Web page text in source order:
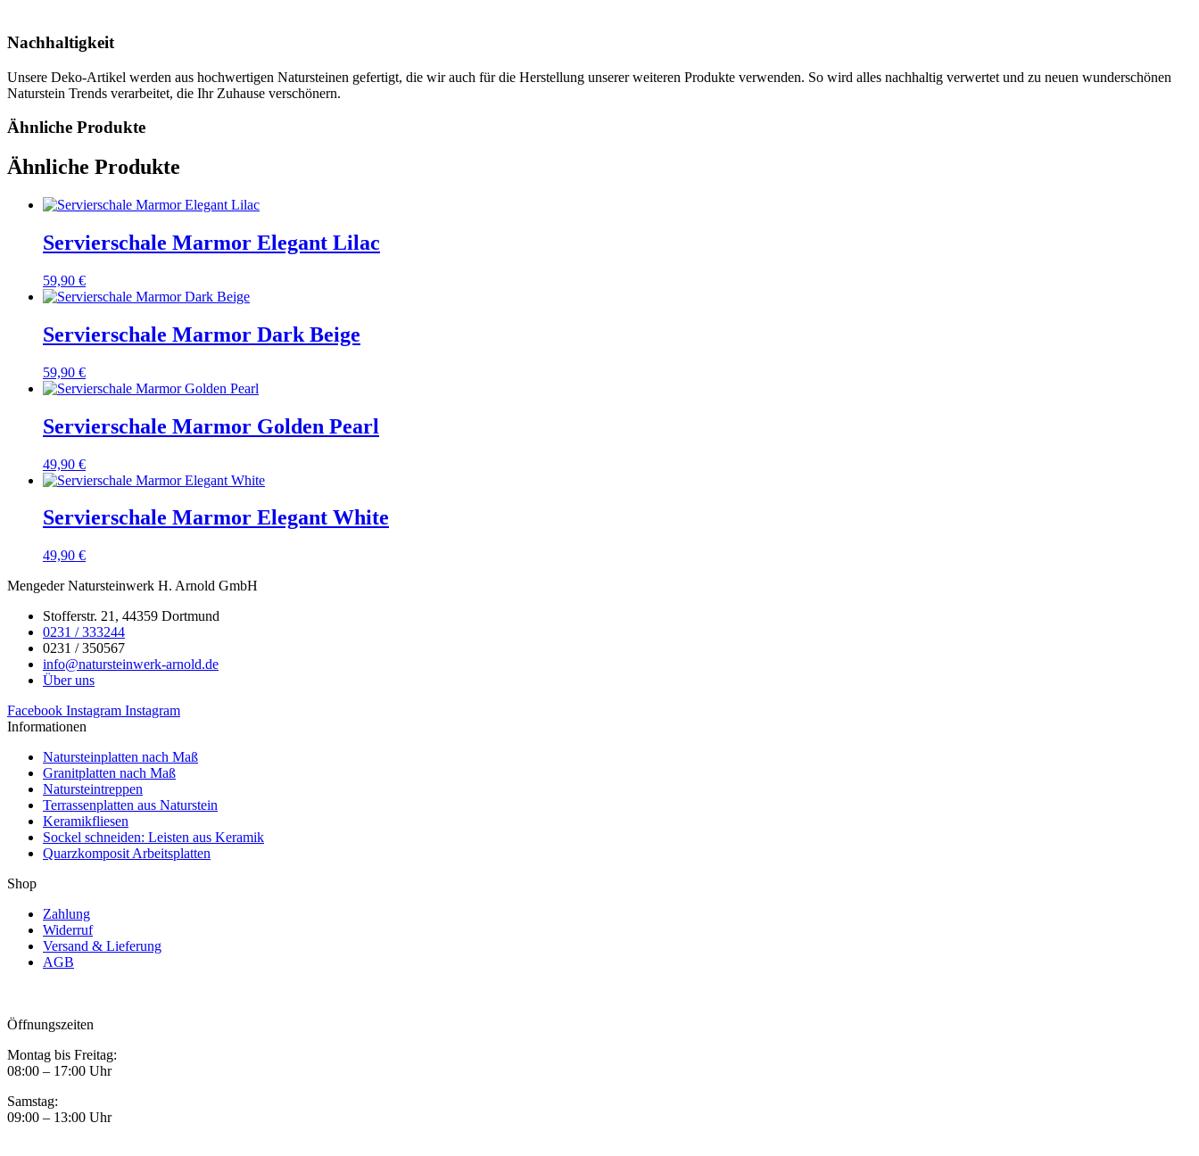
Nachhaltigkeit
Unsere Deko-Artikel werden aus hochwertigen Natursteinen gefertigt, die wir auch für die Herstellung unserer weiteren Produkte verwenden. So wird alles nachhaltig verwertet und zu neuen wunderschönen
Naturstein Trends verarbeitet, die Ihr Zuhause verschönern.
Ähnliche Produkte
Ähnliche Produkte
Servierschale Marmor Elegant Lilac
59,90 €
Servierschale Marmor Dark Beige
59,90 €
Servierschale Marmor Golden Pearl
49,90 €
Servierschale Marmor Elegant White
49,90 €
Mengeder Natursteinwerk H. Arnold GmbH
Stofferstr. 21, 44359 Dortmund
0231 / 333244
0231 / 350567
info@natursteinwerk-arnold.de
Über uns
Facebook Instagram Instagram
Informationen
Natursteinplatten nach Maß
Granitplatten nach Maß
Natursteintreppen
Terrassenplatten aus Naturstein
Keramikfliesen
Sockel schneiden: Leisten aus Keramik
Quarzkomposit Arbeitsplatten
Shop
Zahlung
Widerruf
Versand & Lieferung
AGB
Öffnungszeiten
Montag bis Freitag:
08:00 – 17:00 Uhr
Samstag:
09:00 – 13:00 Uhr